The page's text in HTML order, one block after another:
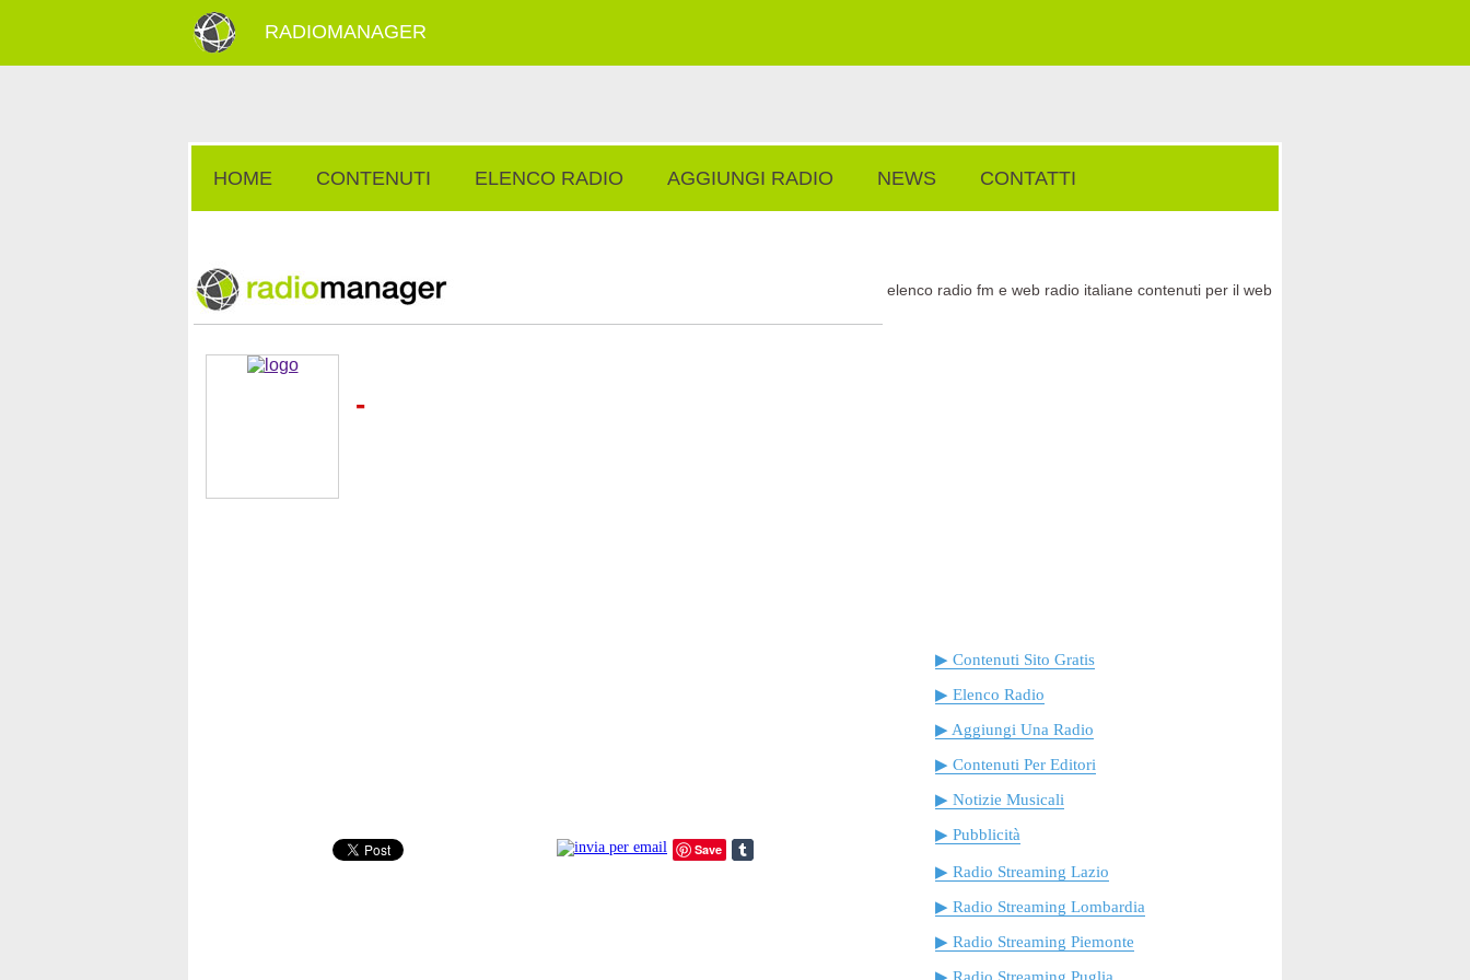
RADIOMANAGER
HOME CONTENUTI ELENCO RADIO AGGIUNGI RADIO NEWS CONTATTI
elenco radio fm e web radio italiane contenuti per il web
-
Save
▶ Contenuti Sito Gratis
▶ Elenco Radio
▶ Aggiungi Una Radio
▶ Contenuti Per Editori
▶ Notizie Musicali
▶ Pubblicità
▶ Radio Streaming Lazio
▶ Radio Streaming Lombardia
▶ Radio Streaming Piemonte